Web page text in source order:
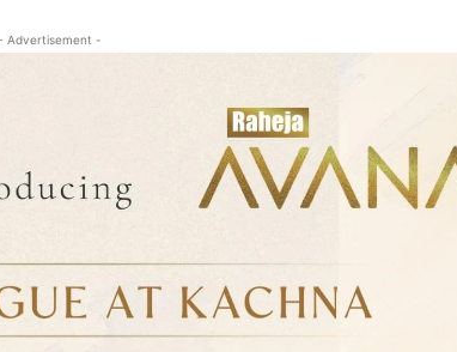
Advertisement -